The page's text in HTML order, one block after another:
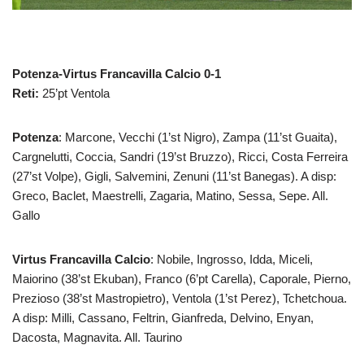
Potenza-Virtus Francavilla Calcio 0-1
Reti: 25’pt Ventola
Potenza: Marcone, Vecchi (1’st Nigro), Zampa (11’st Guaita),
Cargnelutti, Coccia, Sandri (19’st Bruzzo), Ricci, Costa Ferreira
(27’st Volpe), Gigli, Salvemini, Zenuni (11’st Banegas). A disp:
Greco, Baclet, Maestrelli, Zagaria, Matino, Sessa, Sepe. All.
Gallo
Virtus Francavilla Calcio: Nobile, Ingrosso, Idda, Miceli,
Maiorino (38’st Ekuban), Franco (6’pt Carella), Caporale, Pierno,
Prezioso (38’st Mastropietro), Ventola (1’st Perez), Tchetchoua.
A disp: Milli, Cassano, Feltrin, Gianfreda, Delvino, Enyan,
Dacosta, Magnavita. All. Taurino